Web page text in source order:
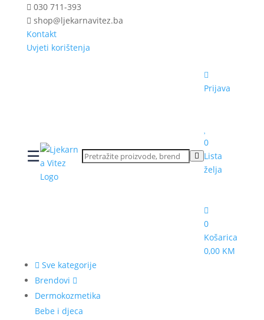
030 711-393
shop@ljekarnavitez.ba
Kontakt
Uvjeti korištenja
☰
Prijava
0
Lista
želja
0
Košarica
0,00 KM
Sve kategorije
Brendovi
Dermokozmetika
Bebe i djeca